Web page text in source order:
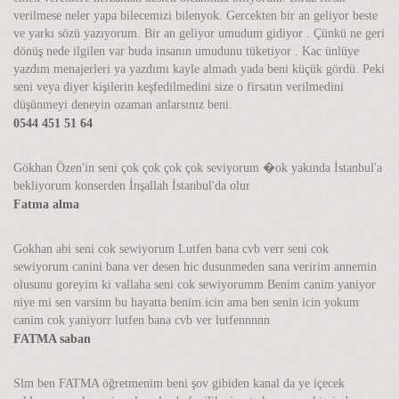
verilmese neler yapa bilecemizi bilenyok. Gercekten bir an geliyor beste
ve yarkı sözü yazıyorum. Bir an geliyor umudum gidiyor . Çünkü ne geri
dönüş nede ilgilen var buda insanın umudunu tüketiyor . Kac ünlüye
yazdım menajerleri ya yazdımı kayle almadı yada beni küçük gördü. Peki
seni veya diyer kişilerin keşfedilmedini size o firsatın verilmedini
düşünmeyi deneyin ozaman anlarsınız beni.
0544 451 51 64
Gökhan Özen'in seni çok çok çok çok seviyorum �ok yakında İstanbul'a
bekliyorum konserden İnşallah İstanbul'da olur
Fatma alma
Gokhan abi seni cok sewiyorum Lutfen bana cvb verr seni cok
sewiyorum canini bana ver desen hic dusunmeden sana veririm annemin
olusunu goreyim ki vallaha seni cok sewiyorumm Benim canim yaniyor
niye mi sen varsinn bu hayatta benim.icin ama ben senin icin yokum
canim cok yaniyorr lutfen bana cvb ver lutfennnnn
FATMA saban
Slm ben FATMA öğretmenim beni şov gibiden kanal da ye içecek